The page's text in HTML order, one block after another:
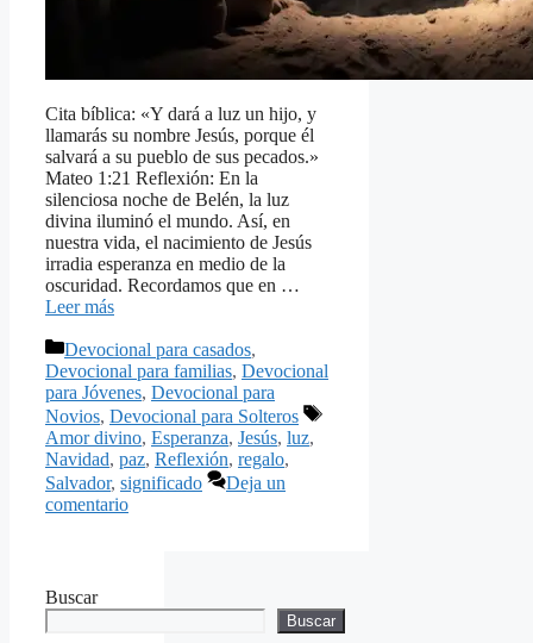
Cita bíblica: «Y dará a luz un hijo, y
llamarás su nombre Jesús, porque él
salvará a su pueblo de sus pecados.»
Mateo 1:21 Reflexión: En la
silenciosa noche de Belén, la luz
divina iluminó el mundo. Así, en
nuestra vida, el nacimiento de Jesús
irradia esperanza en medio de la
oscuridad. Recordamos que en …
Leer más
Categorías
Devocional para casados,
Devocional para familias, Devocional
para Jóvenes, Devocional para
Novios, Devocional para Solteros
Etiquetas
Amor divino, Esperanza, Jesús, luz,
Navidad, paz, Reflexión, regalo,
Salvador, significado
Deja un
comentario
Buscar
Buscar